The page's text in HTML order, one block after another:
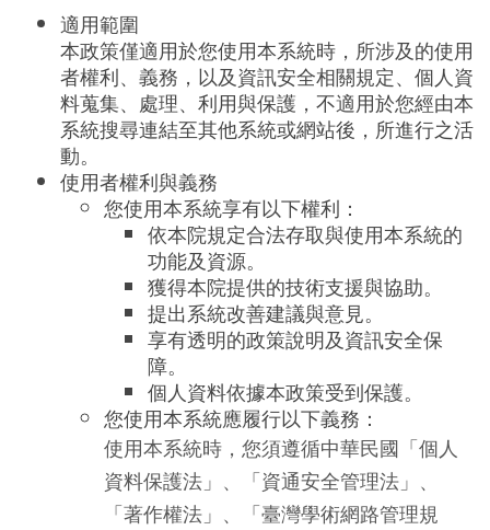
適用範圍
本政策僅適用於您使用本系統時，所涉及的使用
者權利、義務，以及資訊安全相關規定、個人資
料蒐集、處理、利用與保護，不適用於您經由本
系統搜尋連結至其他系統或網站後，所進行之活
動。
使用者權利與義務
您使用本系統享有以下權利：
依本院規定合法存取與使用本系統的
功能及資源。
獲得本院提供的技術支援與協助。
提出系統改善建議與意見。
享有透明的政策說明及資訊安全保
障。
個人資料依據本政策受到保護。
您使用本系統應履行以下義務：
使用本系統時，您須遵循中華民國「個人
資料保護法」、「資通安全管理法」、
「著作權法」、「臺灣學術網路管理規